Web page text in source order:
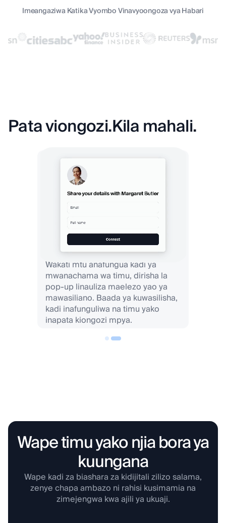
Imeangaziwa Katika Vyombo Vinavyoongoza vya Habari
Pata viongozi.Kila mahali.
Wakati mtu anafungua kadi ya
mwanachama wa timu, dirisha la
pop-up linauliza maelezo yao ya
mawasiliano. Baada ya kuwasilisha,
kadi inafunguliwa na timu yako
inapata kiongozi mpya.
Wape timu yako njia bora ya
kuungana
Wape kadi za biashara za kidijitali zilizo salama,
zenye chapa ambazo ni rahisi kusimamia na
zimejengwa kwa ajili ya ukuaji.